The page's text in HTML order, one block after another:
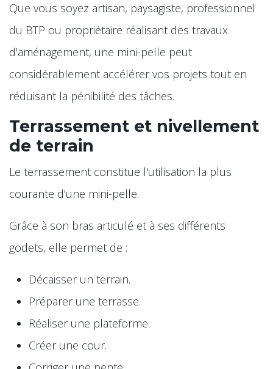
Que vous soyez artisan, paysagiste, professionnel
du BTP ou propriétaire réalisant des travaux
d'aménagement, une mini-pelle peut
considérablement accélérer vos projets tout en
réduisant la pénibilité des tâches.
Terrassement et nivellement
de terrain
Le terrassement constitue l'utilisation la plus
courante d'une mini-pelle.
Grâce à son bras articulé et à ses différents
godets, elle permet de :
Décaisser un terrain.
Préparer une terrasse.
Réaliser une plateforme.
Créer une cour.